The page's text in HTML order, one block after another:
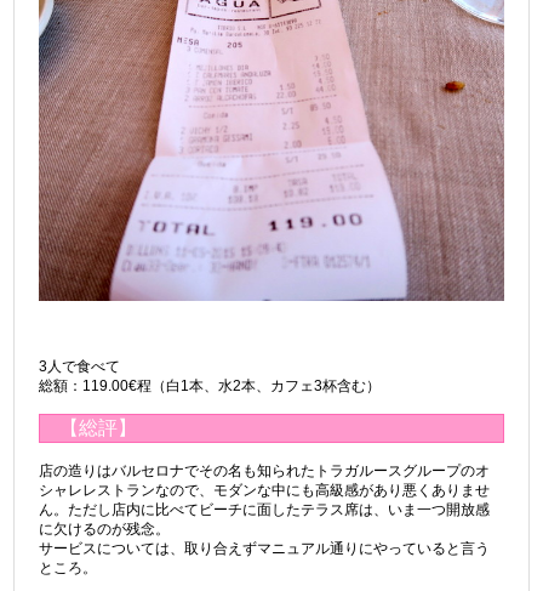
3人で食べて
総額：119.00€程（白1本、水2本、カフェ3杯含む）
【総評】
店の造りはバルセロナでその名も知られたトラガルースグループのオ
シャレレストランなので、モダンな中にも高級感があり悪くありませ
ん。ただし店内に比べてビーチに面したテラス席は、いま一つ開放感
に欠けるのが残念。
サービスについては、取り合えずマニュアル通りにやっていると言う
ところ。